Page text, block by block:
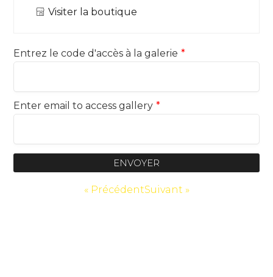
Visiter la boutique
Entrez le code d'accès à la galerie *
Enter email to access gallery *
ENVOYER
« PrécédentSuivant »